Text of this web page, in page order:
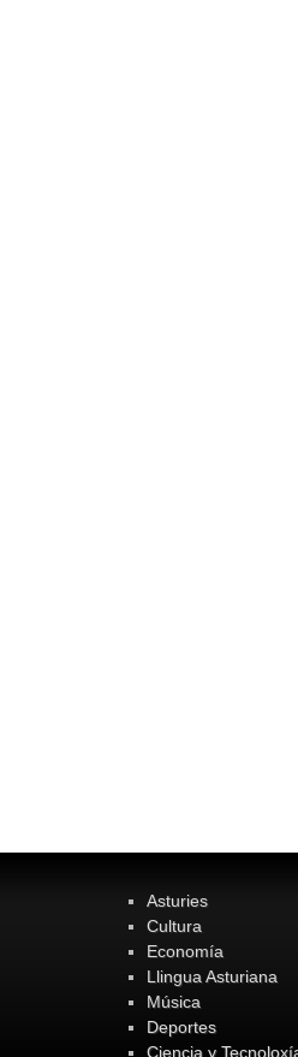
Asturies
Cultura
Economía
Llingua Asturiana
Música
Deportes
Ciencia y